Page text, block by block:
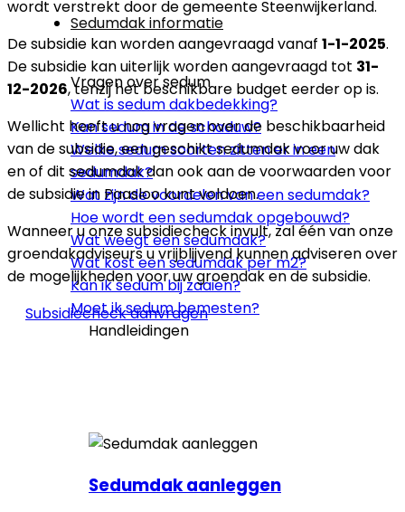
Sedumdak informatie
Vragen over sedum
Wat is sedum dakbedekking?
Kan sedum in de schaduw?
Welke sedum soorten zitten er in een
sedumdak?
Wat zijn de voordelen van een sedumdak?
Hoe wordt een sedumdak opgebouwd?
Wat weegt een sedumdak?
Wat kost een sedumdak per m2?
Kan ik sedum bij zaaien?
Moet ik sedum bemesten?
Handleidingen
Sedumdak aanleggen
wordt verstrekt door de gemeente Steenwijkerland.
De subsidie kan worden aangevraagd vanaf 1-1-2025.
De subsidie kan uiterlijk worden aangevraagd tot 31-
12-2026, tenzij het beschikbare budget eerder op is.
Wellicht heeft u nog vragen over de beschikbaarheid
van de subsidie, een geschikt sedumdak voor uw dak
en of dit sedumdak dan ook aan de voorwaarden voor
de subsidie in Paasloo kunt voldoen.
Wanneer u onze subsidiecheck invult, zal één van onze
groendakadviseurs u vrijblijvend kunnen adviseren over
de mogelijkheden voor uw groendak en de subsidie.
Subsidiecheck aanvragen